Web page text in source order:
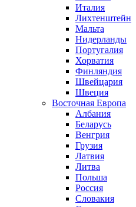
Италия
Лихтенштейн
Мальта
Нидерланды
Португалия
Хорватия
Финляндия
Швейцария
Швеция
Восточная Европа
Албания
Беларусь
Венгрия
Грузия
Латвия
Литва
Польша
Россия
Словакия